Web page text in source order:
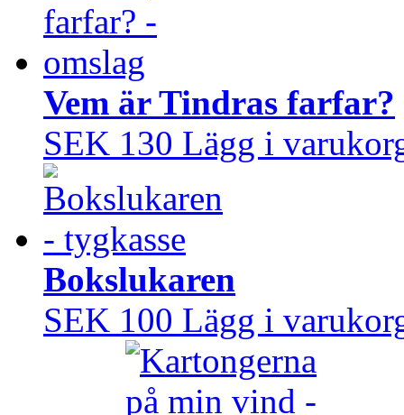
Vem är Tindras farfar?
SEK 130 Lägg i
Bokslukaren
SEK 100 Lägg i